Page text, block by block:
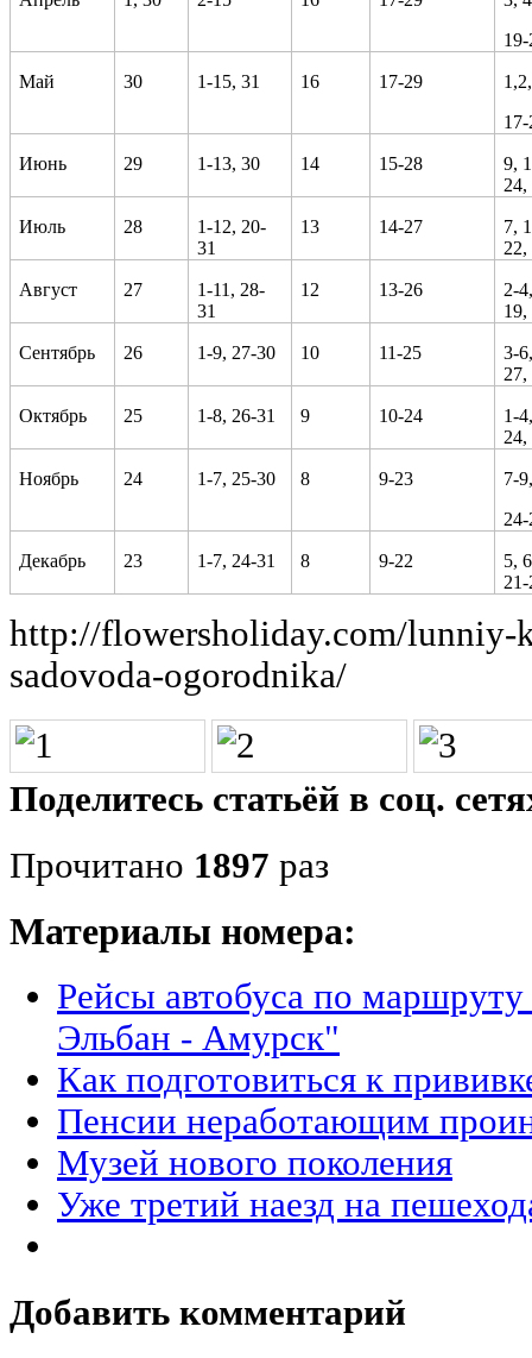
Май 30 1-15, 31 16 17-29
Июнь 29 1-13, 30 14 15-28
9,
24,
Июль 28
1-12, 20-
31
13 14-27
7,
22,
Август 27
1-11, 28-
31
12 13-26
2-
19,
Сентябрь 26 1-9, 27-30 10 11-25
3-
27,
Октябрь 25 1-8, 26-31 9 10-24
1-
24,
Ноябрь 24 1-7, 25-30 8 9-23
7-
Декабрь 23 1-7, 24-31 8 9-22
5,
http://flowersholiday.com/lunniy-
sadovoda-ogorodnika/
Поделитесь статьёй в соц.
Прочитано 1897 раз
Материалы номера:
Рейсы автобуса по
Эльбан - Амурск"
Как подготовиться к
Пенсии неработающим
Музей нового поколения
Уже третий наезд на
Добавить комментарий